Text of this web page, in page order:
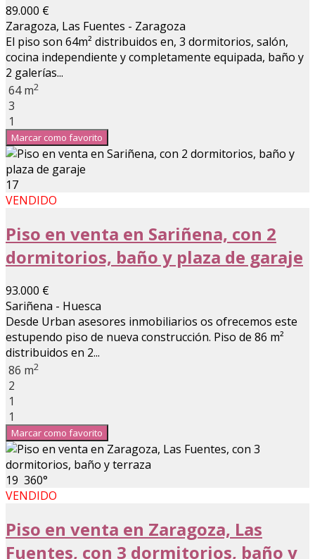
89.000 €
Zaragoza, Las Fuentes - Zaragoza
El piso son 64m² distribuidos en, 3 dormitorios, salón,
cocina independiente y completamente equipada, baño y
2 galerías...
64 m2
3
1
Marcar como favorito
17
VENDIDO
Piso en venta en Sariñena, con 2
dormitorios, baño y plaza de garaje
93.000 €
Sariñena - Huesca
Desde Urban asesores inmobiliarios os ofrecemos este
estupendo piso de nueva construcción. Piso de 86 m²
distribuidos en 2...
86 m2
2
1
1
Marcar como favorito
19 360°
VENDIDO
Piso en venta en Zaragoza, Las
Fuentes, con 3 dormitorios, baño y